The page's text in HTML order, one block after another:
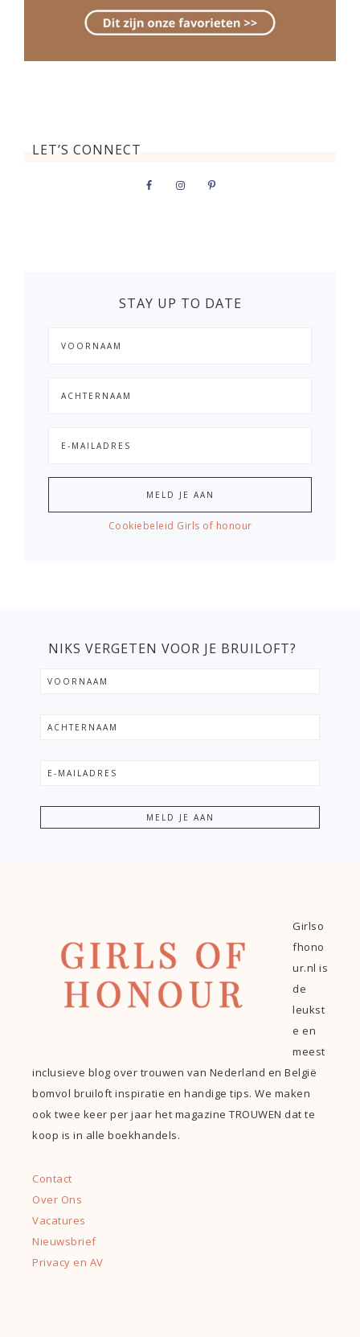
LET’S CONNECT
STAY UP TO DATE
Cookiebeleid Girls of honour
NIKS VERGETEN VOOR JE BRUILOFT?
Girlso
fhono
ur.nl is
de
leukst
e en
meest
inclusieve blog over trouwen van Nederland en België
bomvol bruiloft inspiratie en handige tips. We maken
ook twee keer per jaar het magazine TROUWEN dat te
koop is in alle boekhandels.
Contact
Over Ons
Vacatures
Nieuwsbrief
Privacy en AV